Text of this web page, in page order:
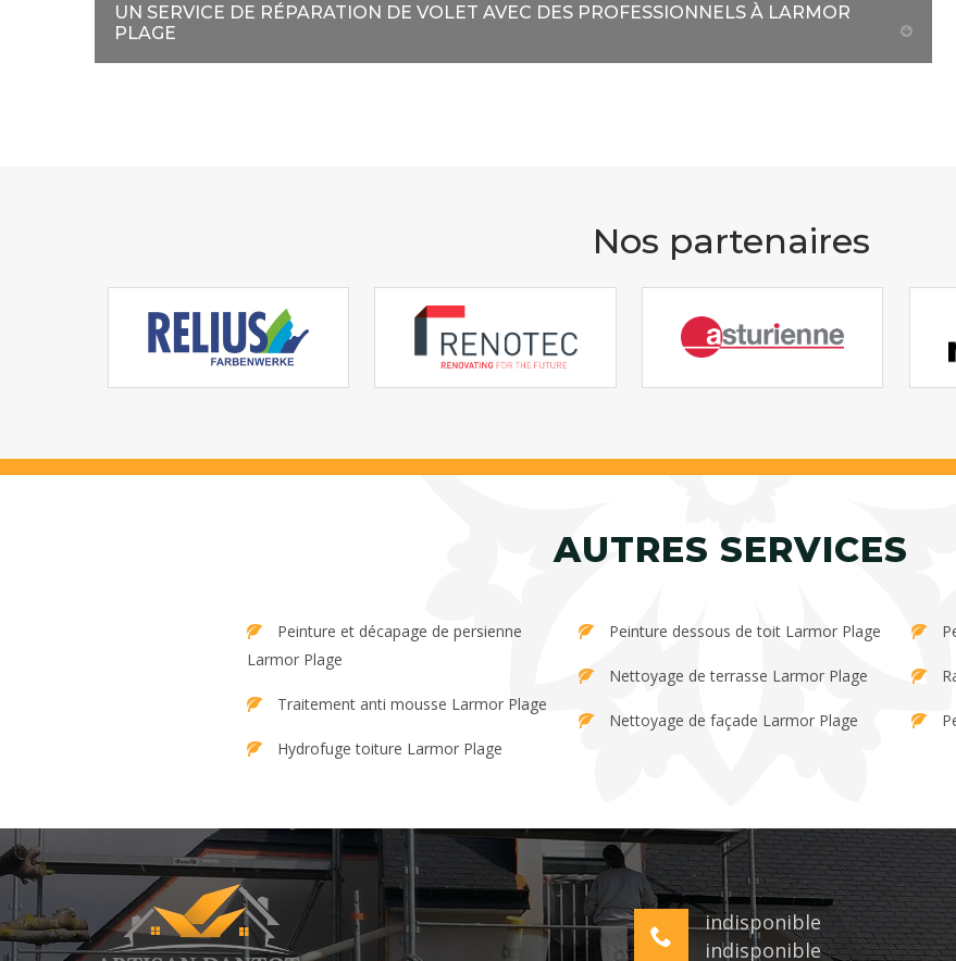
UN SERVICE DE RÉPARATION DE VOLET AVEC DES PROFESSIONNELS À LARMOR
PLAGE
Nos partenaires
AUTRES SERVICES
Larmor Plage
Traitement anti mousse Larmor Plage
Hydrofuge toiture Larmor Plage
Peinture dessous de toit Larmor Plage
Nettoyage de terrasse Larmor Plage
Nettoyage de façade Larmor Plage
indisponible
indisponible